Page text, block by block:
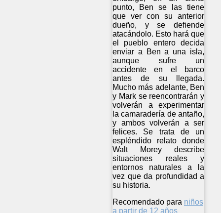
punto, Ben se las tiene
que ver con su anterior
dueño, y se defiende
atacándolo. Esto hará que
el pueblo entero decida
enviar a Ben a una isla,
aunque sufre un
accidente en el barco
antes de su llegada.
Mucho más adelante, Ben
y Mark se reencontrarán y
volverán a experimentar
la camaradería de antaño,
y ambos volverán a ser
felices. Se trata de un
espléndido relato donde
Walt Morey describe
situaciones reales y
entornos naturales a la
vez que da profundidad a
su historia.
Recomendado para niños
a partir de 12 años